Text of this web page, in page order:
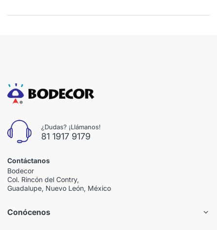
¿Dudas? ¡Llámanos!
81 1917 9179
Contáctanos
Bodecor
Col. Rincón del Contry,
Guadalupe, Nuevo León, México
Conócenos